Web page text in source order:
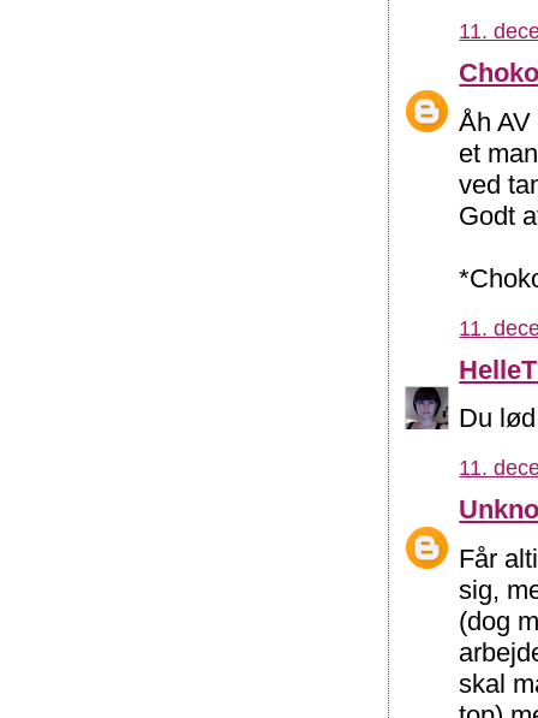
11.
Åh
et
ved
Godt
11.
Du
11.
Får
sig,
(dog
skal